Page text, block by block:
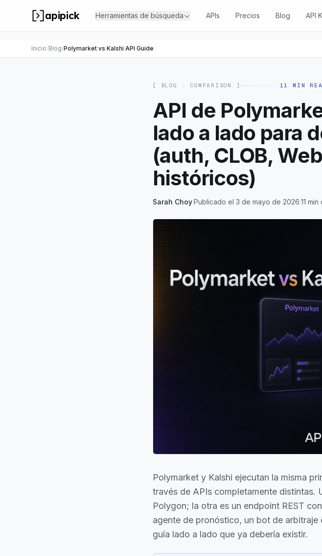
apipick Herramientas de búsqueda APIs Precios Blog API
Inicio/Blog/Polymarket vs Kalshi API Guide
[ BLOG ·COMPARISON ] 11 MIN
API de
lado a lado para
(auth, CLOB,
históricos)
Sarah Choy·Publicado el 3 de mayo de 2026·11
Polymarket y Kalshi ejecutan la misma
través de APIs completamente distintas.
Polygon; la otra es un endpoint REST
agente de pronóstico, un bot de
guía lado a lado que ya debería existir.